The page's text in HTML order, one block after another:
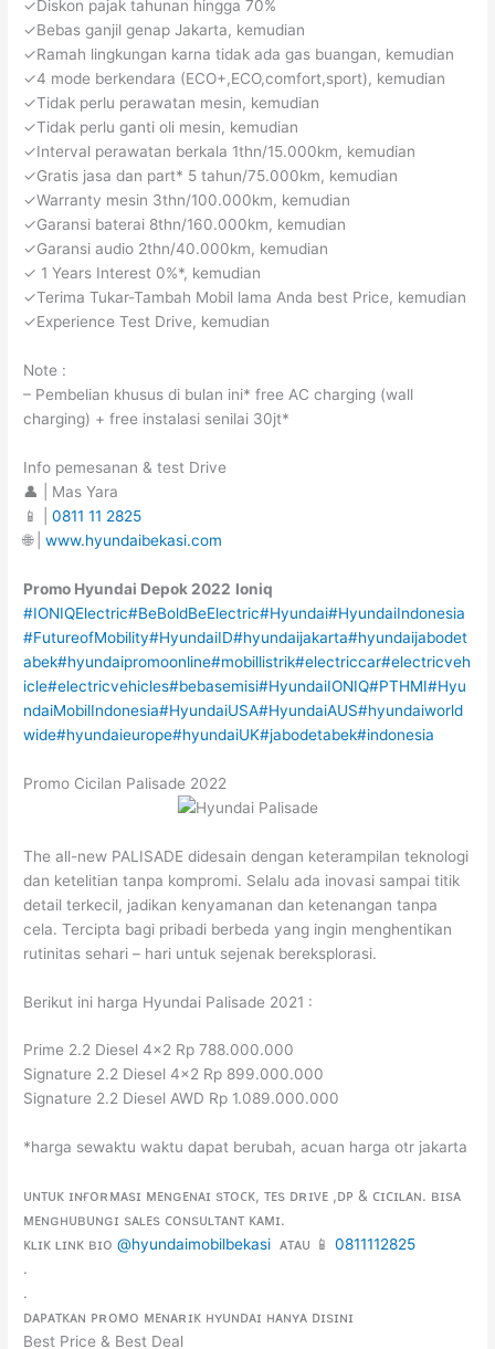
✓Diskon pajak tahunan hingga 70%
✓Bebas ganjil genap Jakarta, kemudian
✓Ramah lingkungan karna tidak ada gas buangan, kemudian
✓4 mode berkendara (ECO+,ECO,comfort,sport), kemudian
✓Tidak perlu perawatan mesin, kemudian
✓Tidak perlu ganti oli mesin, kemudian
✓Interval perawatan berkala 1thn/15.000km, kemudian
✓Gratis jasa dan part* 5 tahun/75.000km, kemudian
✓Warranty mesin 3thn/100.000km, kemudian
✓Garansi baterai 8thn/160.000km, kemudian
✓Garansi audio 2thn/40.000km, kemudian
✓ 1 Years Interest 0%*, kemudian
✓Terima Tukar-Tambah Mobil lama Anda best Price, kemudian
✓Experience Test Drive, kemudian
Note :
– Pembelian khusus di bulan ini* free AC charging (wall
charging) + free instalasi senilai 30jt*
Info pemesanan & test Drive
👤 | Mas Yara
📱 |0811 11 2825
🌐 |www.hyundaibekasi.com
Promo Hyundai Depok 2022 Ioniq
#IONIQElectric#BeBoldBeElectric#Hyundai#HyundaiIndonesia
#FutureofMobility#HyundaiID#hyundaijakarta#hyundaijabodet
abek#hyundaipromoonline#mobillistrik#electriccar#electricveh
icle#electricvehicles#bebasemisi#HyundaiIONIQ#PTHMI#Hyu
ndaiMobilIndonesia#HyundaiUSA#HyundaiAUS#hyundaiworld
wide#hyundaieurope#hyundaiUK#jabodetabek#indonesia
Promo Cicilan Palisade 2022
The all-new PALISADE didesain dengan keterampilan teknologi
dan ketelitian tanpa kompromi. Selalu ada inovasi sampai titik
detail terkecil, jadikan kenyamanan dan ketenangan tanpa
cela. Tercipta bagi pribadi berbeda yang ingin menghentikan
rutinitas sehari – hari untuk sejenak bereksplorasi.
Berikut ini harga Hyundai Palisade 2021 :
Prime 2.2 Diesel 4×2 Rp 788.000.000
Signature 2.2 Diesel 4×2 Rp 899.000.000
Signature 2.2 Diesel AWD Rp 1.089.000.000
*harga sewaktu waktu dapat berubah, acuan harga otr jakarta
ᴜɴᴛᴜᴋ ɪɴғᴏʀᴍᴀsɪ ᴍᴇɴɢᴇɴᴀɪ sᴛᴏᴄᴋ, ᴛᴇs ᴅʀɪᴠᴇ ,ᴅᴘ & ᴄɪᴄɪʟᴀɴ. ʙɪsᴀ
ᴍᴇɴɢʜᴜʙᴜɴɢɪ sᴀʟᴇs ᴄᴏɴsᴜʟᴛᴀɴᴛ ᴋᴀᴍɪ.
ᴋʟɪᴋ ʟɪɴᴋ ʙɪᴏ@hyundaimobilbekasi ᴀᴛᴀᴜ 📱0811112825
.
.
ᴅᴀᴘᴀᴛᴋᴀɴ ᴘʀᴏᴍᴏ ᴍᴇɴᴀʀɪᴋ ʜʏᴜɴᴅᴀɪ ʜᴀɴʏᴀ ᴅɪsɪɴɪ
Best Price & Best Deal